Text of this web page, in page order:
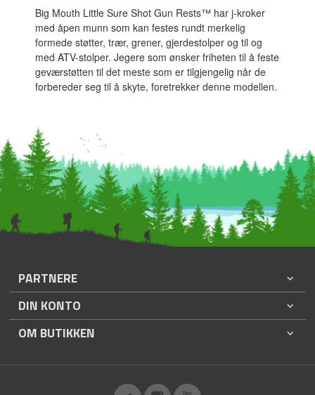
Big Mouth Little Sure Shot Gun Rests™ har j-kroker
med åpen munn som kan festes rundt merkelig
formede støtter, trær, grener, gjerdestolper og til og
med ATV-stolper. Jegere som ønsker friheten til å feste
geværstøtten til det meste som er tilgjengelig når de
forbereder seg til å skyte, foretrekker denne modellen.
PARTNERE
DIN KONTO
OM BUTIKKEN